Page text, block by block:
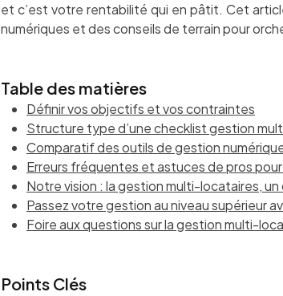
et c’est votre rentabilité qui en pâtit. Cet
numériques et des conseils de terrain pour
Table des matières
Définir vos objectifs et vos contraintes
Structure type d’une checklist gestion
Comparatif des outils de gestion
Erreurs fréquentes et astuces de pros
Notre vision : la gestion multi-locataires,
Passez votre gestion au niveau supérieur
Foire aux questions sur la gestion multi-
Points Clés